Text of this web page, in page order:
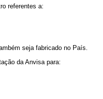
referentes a:
seja fabricado no País.
da Anvisa para: